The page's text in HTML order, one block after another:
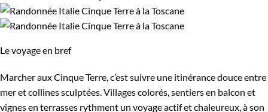
Le voyage en bref
Marcher aux Cinque Terre, c’est suivre une itinérance douce entre
mer et collines sculptées. Villages colorés, sentiers en balcon et
vignes en terrasses rythment un voyage actif et chaleureux, à son